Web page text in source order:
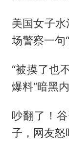
美国女子
场警察一句
“被摸了也
爆料“暗黑
吵翻了！
子，网友怒